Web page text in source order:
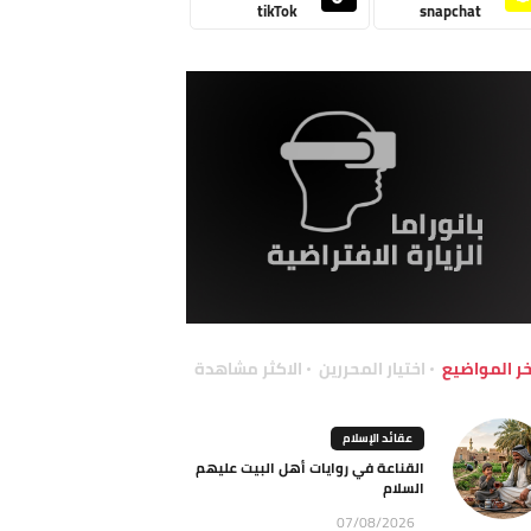
snapchat
tikTok
المواضيع اختيار المحررين الاكثر مشاهدة
عقائد الإسلام
القناعة في روايات أهل البيت عليهم
السلام
07/08/2026